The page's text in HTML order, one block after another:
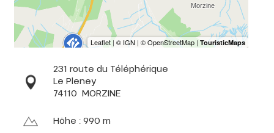
231 route du Téléphérique
Le Pleney
74110 MORZINE
Höhe : 990 m